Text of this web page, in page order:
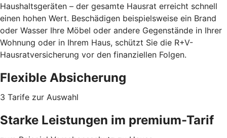
Haushaltsgeräten – der gesamte Hausrat erreicht schnell
einen hohen Wert. Beschädigen beispielsweise ein Brand
oder Wasser Ihre Möbel oder andere Gegenstände in Ihrer
Wohnung oder in Ihrem Haus, schützt Sie die R+V-
Hausratversicherung vor den finanziellen Folgen.
Flexible Absicherung
3 Tarife zur Auswahl
Starke Leistungen im premium-Tarif